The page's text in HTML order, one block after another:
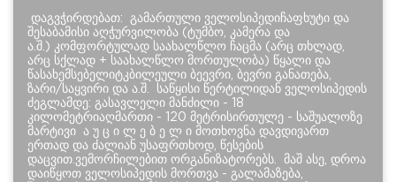
დაგვჭირდებათ: გამართული ველოსიპედიჩაფხუტი და
შესაბამისი აღჭურვილობა (ტუმბო, კამერა და
ა.შ.) კომფორტულად საახალწლო ჩაცმა (არც თხლად,
არც სქლად + საახალწლო მორთულობა) წყალი და
წასახემსებელიტკბილეული ბეევრი, ბევრი განათება,
ზარი/საყვირი და ა.შ. საწყისი წერტილიდან ველოსიპედის
ძეგლამდე: გასავლელი მანძილი - 18
კილომეტრიაღმართი - 120 მეტრისირთულე - საშუალოზე
მარტივი ა უ ც ი ლ ე ბ ე ლ ი მოთხოვნა დავდივართ
ერთად და ძალიან უსაფრთხოდ, წესების
დაცვით.ვემორჩილებით ორგანიზატორებს. მაშ ასე, დროა
დაიწყოთ ველოსიპედის მორთვა - გალამაზება,